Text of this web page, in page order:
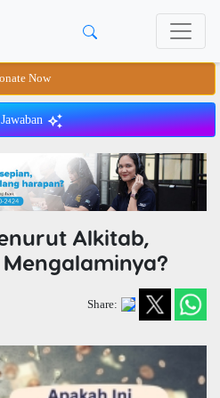
Now
Alkitab,
Share: